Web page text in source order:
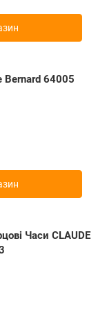
Bernard 64005
Часи CLAUDE